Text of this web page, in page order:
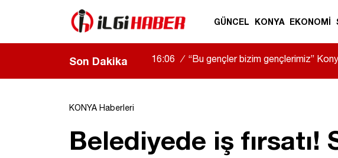
GÜNCEL KONYA EKONOMİ
Son Dakika 16:06 / “Bu gençler bizim gençlerimiz”
uğurlandı |
KONYA Haberleri
Belediyede iş